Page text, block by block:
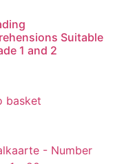
Suitable
1 and 2
basket